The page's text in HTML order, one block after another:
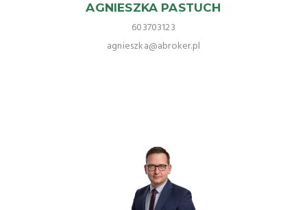
AGNIESZKA PASTUCH
603703123
agnieszka@abroker.pl